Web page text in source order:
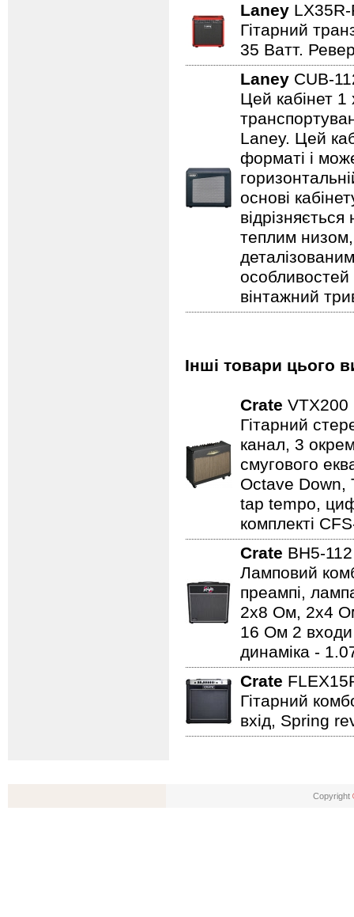
Laney
Гітарний
35 Ватт.
Laney CUB-
Цей кабінет 1
Laney. Цей
форматі і
основі
теплим
особливостей
вінтажний
Інші товари цього
Crate
Гітарний
канал, 3
смугового
Octave Down,
tap tempo,
комплекті
Crate BH5-
Ламповий
преампі,
2х8 Ом, 2х4
16 Ом 2 входи
динаміка -
Crate
Гітарний
вхід, Spring
Copyright